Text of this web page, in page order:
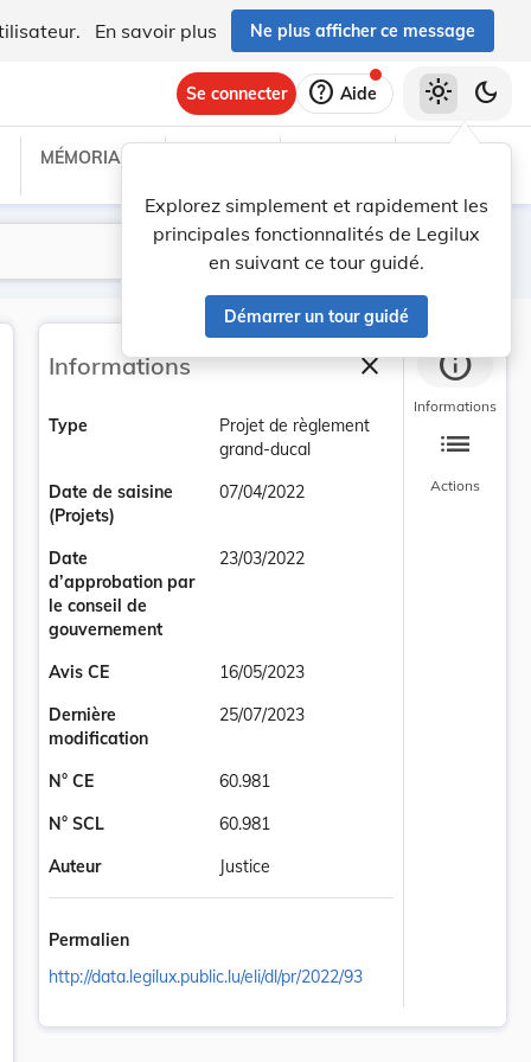
En savoir plus Ne plus afficher ce message
Se connecter help Aide
Explorez simplement et rapidement les
principales fonctionnalités de Legilux
en suivant ce tour guidé.
Démarrer un tour guidé
light_mode dark_mode
MÉMORIAL C
Lancer la recherche
Filtres
Informations closeFermer la barre
Type
Projet de règlement
grand-ducal
Date de saisine
(Projets)
07/04/2022
Date
d’approbation par
le conseil de
gouvernement
23/03/2022
Avis CE
16/05/2023
Dernière
modification
25/07/2023
N° CE
60.981
N° SCL
60.981
Auteur
Justice
Permalien
http://data.legilux.public.lu/eli/dl/pr/2022/93
info
Informations
list
Actions